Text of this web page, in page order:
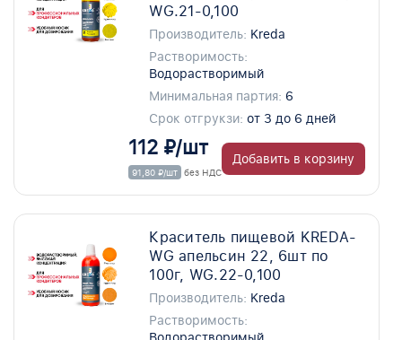
WG.21-0,100
Производитель: Kreda
Растворимость:
Водорастворимый
Минимальная партия: 6
Срок отгрукзи: от 3 до 6 дней
112 ₽/шт
91,80 ₽/шт без НДС
Добавить в корзину
Краситель пищевой KREDA-
WG апельсин 22, 6шт по
100г, WG.22-0,100
Производитель: Kreda
Растворимость: